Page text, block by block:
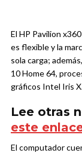
El HP Pavilion
es flexible y la
sola carga; además,
10 Home 64,
gráficos Intel Iris
Lee otras
este
El computador